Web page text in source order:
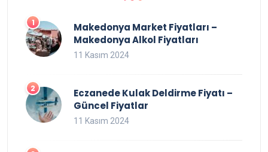
Makedonya Market Fiyatları –
Makedonya Alkol Fiyatları
11 Kasım 2024
Eczanede Kulak Deldirme Fiyatı –
Güncel Fiyatlar
11 Kasım 2024